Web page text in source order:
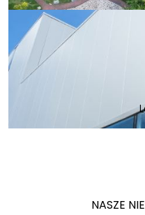
NASZE